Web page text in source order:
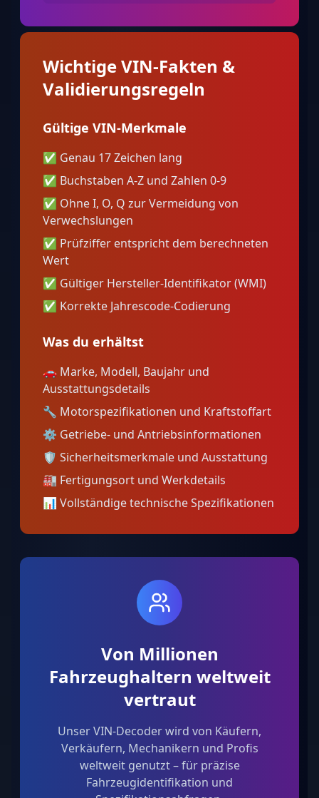
Wichtige VIN-Fakten &
Validierungsregeln
Gültige VIN-Merkmale
✅ Genau 17 Zeichen lang
✅ Buchstaben A-Z und Zahlen 0-9
✅ Ohne I, O, Q zur Vermeidung von
Verwechslungen
✅ Prüfziffer entspricht dem berechneten
Wert
✅ Gültiger Hersteller-Identifikator (WMI)
✅ Korrekte Jahrescode-Codierung
Was du erhältst
🚗 Marke, Modell, Baujahr und
Ausstattungsdetails
🔧 Motorspezifikationen und Kraftstoffart
⚙️ Getriebe- und Antriebsinformationen
🛡️ Sicherheitsmerkmale und Ausstattung
🏭 Fertigungsort und Werkdetails
📊 Vollständige technische Spezifikationen
Von Millionen
Fahrzeughaltern weltweit
vertraut
Unser VIN-Decoder wird von Käufern,
Verkäufern, Mechanikern und Profis
weltweit genutzt – für präzise
Fahrzeugidentifikation und